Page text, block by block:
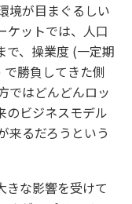
境が目まぐるしい
ケットでは、人口
で、操業度 (一定期
勝負してきた側
ではどんどんロッ
のビジネスモデル
来るだろうという
きな影響を受けて